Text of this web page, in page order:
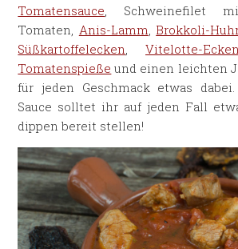
Tomatensauce, Schweinefilet
Tomaten, Anis-Lamm, Brokkoli-
Süßkartoffelecken, Vitelotte-Ecken
Tomatenspieße und einen leichten
für jeden Geschmack etwas
Sauce solltet ihr auf jeden Fall
dippen bereit stellen!